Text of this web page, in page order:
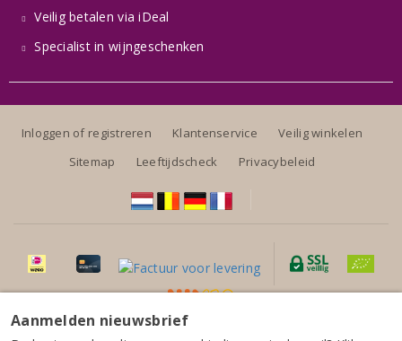
Veilig betalen via iDeal
Specialist in wijngeschenken
Inloggen of registreren Klantenservice
Veilig winkelen
Sitemap
Leeftijdscheck Privacybeleid
Aanmelden nieuwsbrief